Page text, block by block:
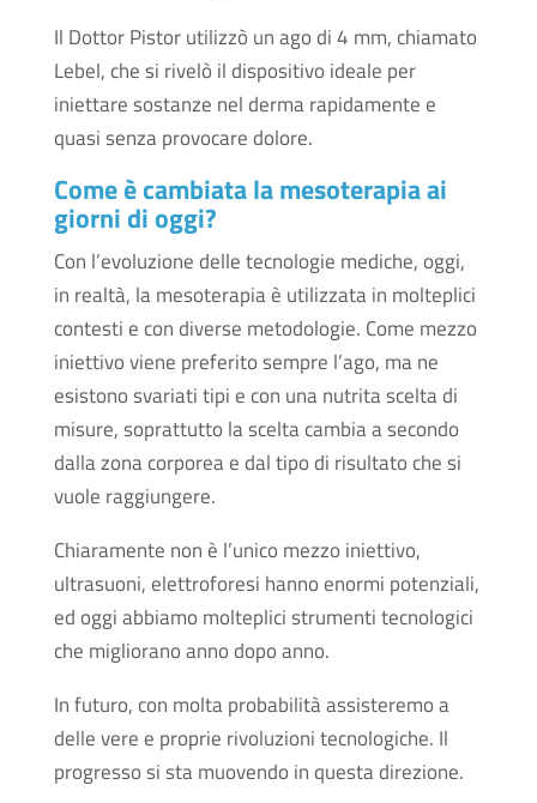
Il Dottor Pistor utilizzò un ago di 4 mm, chiamato
Lebel, che si rivelò il dispositivo ideale per
iniettare sostanze nel derma rapidamente e
quasi senza provocare dolore.
Come è cambiata la mesoterapia ai
giorni di oggi?
Con l’evoluzione delle tecnologie mediche, oggi,
in realtà, la mesoterapia è utilizzata in molteplici
contesti e con diverse metodologie. Come mezzo
iniettivo viene preferito sempre l’ago, ma ne
esistono svariati tipi e con una nutrita scelta di
misure, soprattutto la scelta cambia a secondo
dalla zona corporea e dal tipo di risultato che si
vuole raggiungere.
Chiaramente non è l’unico mezzo iniettivo,
ultrasuoni, elettroforesi hanno enormi potenziali,
ed oggi abbiamo molteplici strumenti tecnologici
che migliorano anno dopo anno.
In futuro, con molta probabilità assisteremo a
delle vere e proprie rivoluzioni tecnologiche. Il
progresso si sta muovendo in questa direzione.